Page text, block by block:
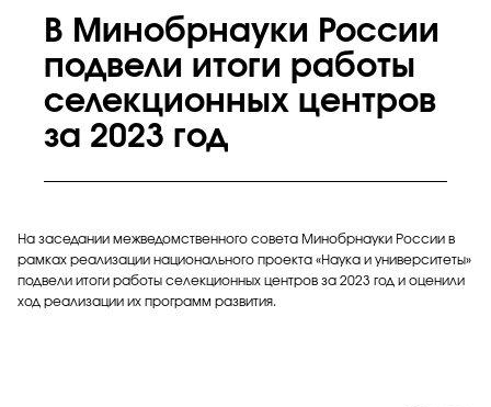
В Минобрнауки России
подвели итоги работы
селекционных центров
за 2023 год
На заседании межведомственного совета Минобрнауки России в
рамках реализации национального проекта «Наука и университеты»
подвели итоги работы селекционных центров за 2023 год и оценили
ход реализации их программ развития.